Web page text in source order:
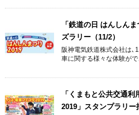
「鉄道の日 はんしん
ズラリー（11/2）
阪神電気鉄道株式会社は､
車に関する様々な体験が
「くまもと公共交通
2019」スタンプラリー